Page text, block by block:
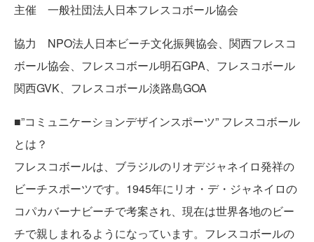
主催 一般社団法人日本フレスコボール協会
協力 NPO法人日本ビーチ文化振興協会、関西フレスコ
ボール協会、フレスコボール明石GPA、フレスコボール
関西GVK、フレスコボール淡路島GOA
■”コミュニケーションデザインスポーツ” フレスコボール
とは？
フレスコボールは、ブラジルのリオデジャネイロ発祥の
ビーチスポーツです。1945年にリオ・デ・ジャネイロの
コパカバーナビーチで考案され、現在は世界各地のビー
チで親しまれるようになっています。フレスコボールの